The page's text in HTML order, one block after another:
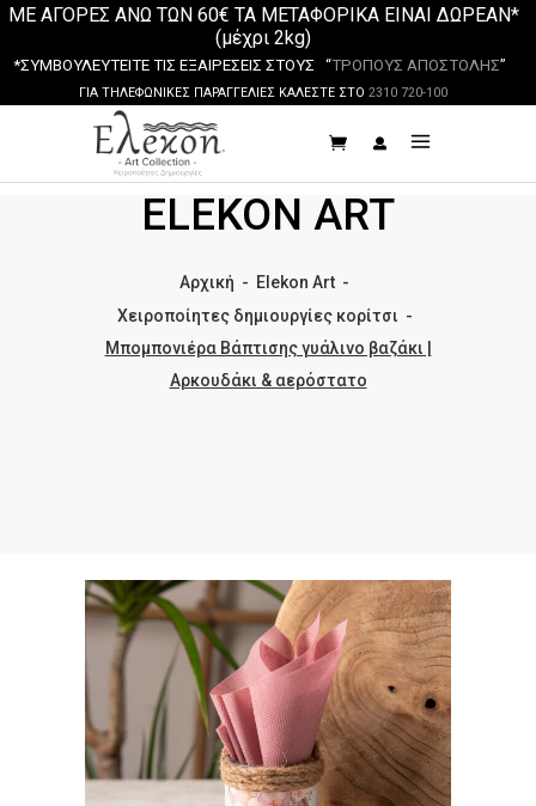
ΜΕ ΑΓΟΡΕΣ ΑΝΩ ΤΩΝ 60€ ΤΑ ΜΕΤΑΦΟΡΙΚΑ ΕΙΝΑΙ ΔΩΡΕΑΝ*
(μέχρι 2kg)
*ΣΥΜΒΟΥΛΕΥΤΕΙΤΕ ΤΙΣ ΕΞΑΙΡΕΣΕΙΣ ΣΤΟΥΣ “ΤΡΟΠΟΥΣ ΑΠΟΣΤΟΛΗΣ”
ΓΙΑ ΤΗΛΕΦΩΝΙΚΕΣ ΠΑΡΑΓΓΕΛΙΕΣ ΚΑΛΕΣΤΕ ΣΤΟ 2310 720-100
ELEKON ART
Αρχική - Elekon Art -
Χειροποίητες δημιουργίες κορίτσι -
Μπομπονιέρα Βάπτισης γυάλινο βαζάκι |
Αρκουδάκι & αερόστατο